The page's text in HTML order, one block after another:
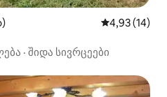
საშუალო
4,93 (14)
· შიდა სივრცეები